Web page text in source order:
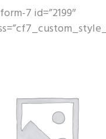
7 id=”2199″